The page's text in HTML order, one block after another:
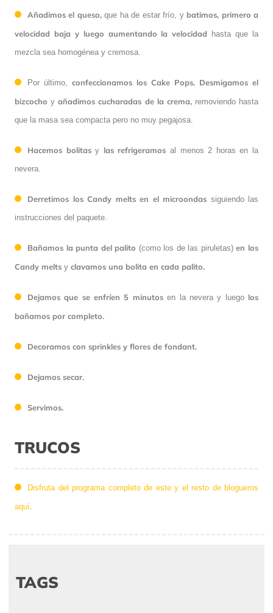
Añadimos el queso,que ha de estar frío, y batimos, primero a
velocidad baja y luego aumentando la velocidad hasta que la
mezcla sea homogénea y cremosa.
Por último, confeccionamos los Cake Pops. Desmigamos el
bizcocho yañadimos cucharadas de la crema,removiendo hasta
que la masa sea compacta pero no muy pegajosa.
Hacemos bolitasy las refrigeramosal menos 2 horas en la
nevera.
Derretimos los Candy melts en el microondas siguiendo las
instrucciones del paquete.
Bañamos la punta del palito (como los de las piruletas)en los
Candy melts y clavamos una bolita en cada palito.
Dejamos que se enfríen 5 minutosen la nevera y luegolos
bañamos por completo.
Decoramos con sprinkles y flores de fondant.
Dejamos secar.
Servimos.
TRUCOS
Disfruta del programa completo de este y el resto de blogueros
aquí
TAGS